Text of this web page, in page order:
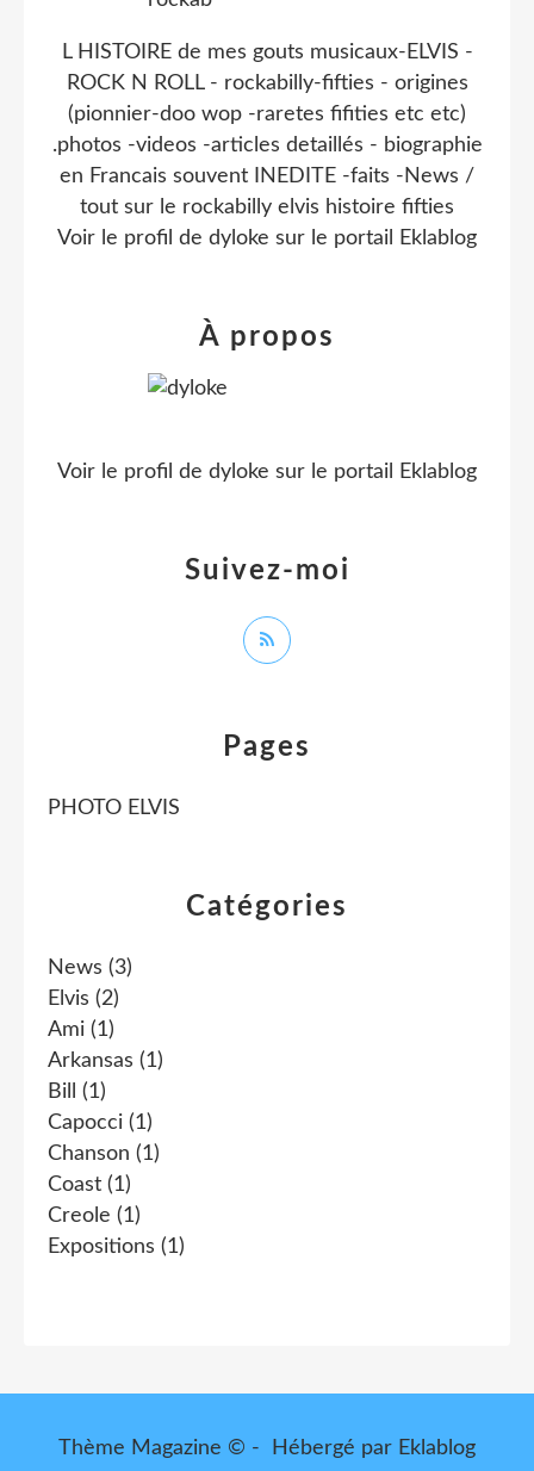
Catégories
News (3)
Elvis (2)
Ami (1)
Arkansas (1)
Bill
(1)
Capocci (1)
Chanson (1)
Coast (1)
Creole (1)
Expositions (1)
Pages
PHOTO ELVIS
L HISTOIRE de mes gouts musicaux-ELVIS -
ROCK N ROLL - rockabilly-fifties - origines
(pionnier-doo wop -raretes fifities etc etc)
.photos -videos -articles detaillés - biographie
en Francais souvent INEDITE -faits -News /
tout sur le rockabilly elvis histoire fifties
Voir le profil de dyloke sur le portail Eklablog
Suivez-moi
À propos
Voir le profil de dyloke sur le portail Eklablog
Thème Magazine © - Hébergé par Eklablog